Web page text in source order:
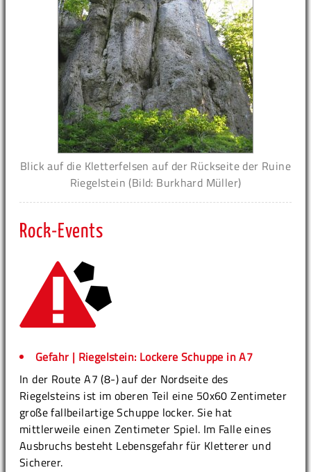
Blick auf die Kletterfelsen auf der Rückseite der Ruine
Riegelstein (Bild: Burkhard Müller)
Rock-Events
Gefahr | Riegelstein: Lockere Schuppe in A7
In der Route A7 (8-) auf der Nordseite des
Riegelsteins ist im oberen Teil eine 50x60 Zentimeter
große fallbeilartige Schuppe locker. Sie hat
mittlerweile einen Zentimeter Spiel. Im Falle eines
Ausbruchs besteht Lebensgefahr für Kletterer und
Sicherer.